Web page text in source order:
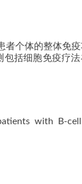
者个体的整体免
包括细胞免疫疗
with B-